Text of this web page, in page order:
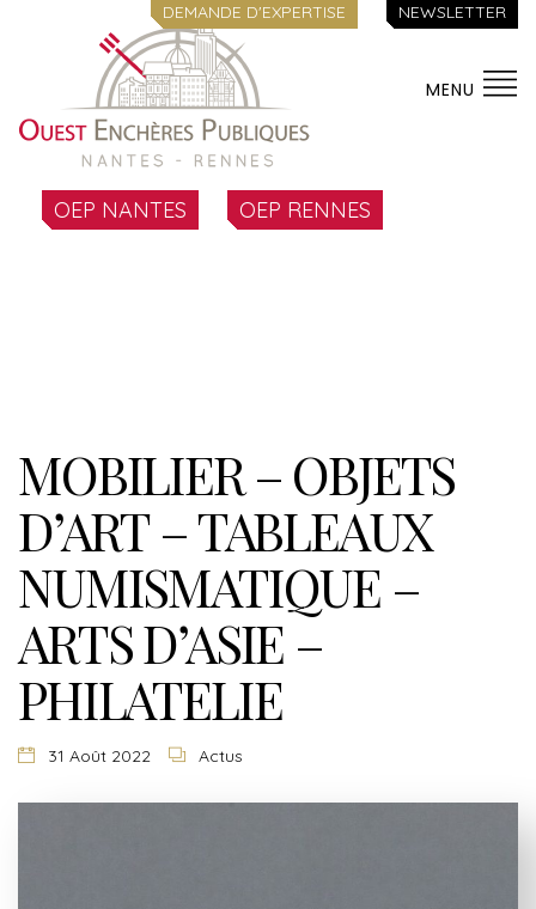
DEMANDE D'EXPERTISE NEWSLETTER
MENU
OEP NANTES OEP RENNES
MOBILIER – OBJETS
D’ART – TABLEAUX
NUMISMATIQUE –
ARTS D’ASIE –
PHILATELIE
31 Août 2022 Actus